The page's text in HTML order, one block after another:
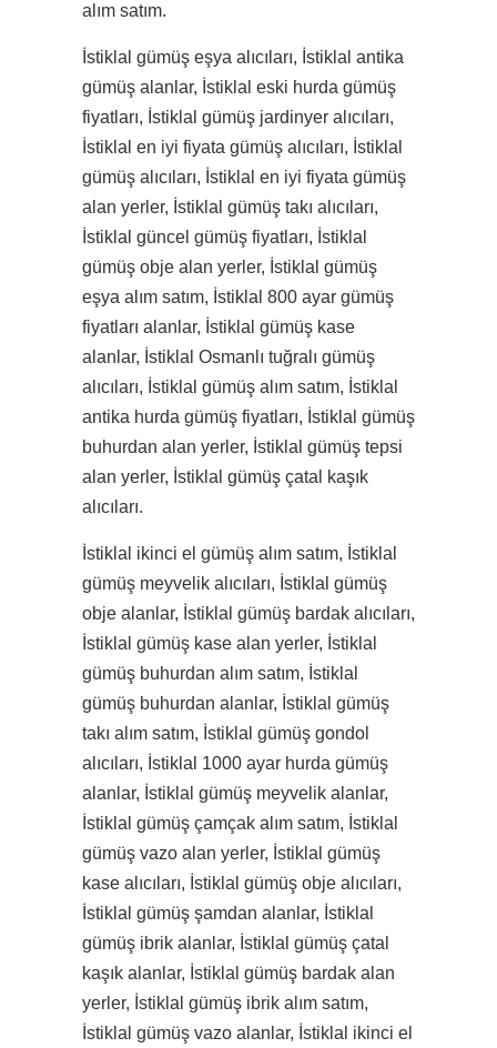
alım satım.
İstiklal gümüş eşya alıcıları, İstiklal antika
gümüş alanlar, İstiklal eski hurda gümüş
fiyatları, İstiklal gümüş jardinyer alıcıları,
İstiklal en iyi fiyata gümüş alıcıları, İstiklal
gümüş alıcıları, İstiklal en iyi fiyata gümüş
alan yerler, İstiklal gümüş takı alıcıları,
İstiklal güncel gümüş fiyatları, İstiklal
gümüş obje alan yerler, İstiklal gümüş
eşya alım satım, İstiklal 800 ayar gümüş
fiyatları alanlar, İstiklal gümüş kase
alanlar, İstiklal Osmanlı tuğralı gümüş
alıcıları, İstiklal gümüş alım satım, İstiklal
antika hurda gümüş fiyatları, İstiklal gümüş
buhurdan alan yerler, İstiklal gümüş tepsi
alan yerler, İstiklal gümüş çatal kaşık
alıcıları.
İstiklal ikinci el gümüş alım satım, İstiklal
gümüş meyvelik alıcıları, İstiklal gümüş
obje alanlar, İstiklal gümüş bardak alıcıları,
İstiklal gümüş kase alan yerler, İstiklal
gümüş buhurdan alım satım, İstiklal
gümüş buhurdan alanlar, İstiklal gümüş
takı alım satım, İstiklal gümüş gondol
alıcıları, İstiklal 1000 ayar hurda gümüş
alanlar, İstiklal gümüş meyvelik alanlar,
İstiklal gümüş çamçak alım satım, İstiklal
gümüş vazo alan yerler, İstiklal gümüş
kase alıcıları, İstiklal gümüş obje alıcıları,
İstiklal gümüş şamdan alanlar, İstiklal
gümüş ibrik alanlar, İstiklal gümüş çatal
kaşık alanlar, İstiklal gümüş bardak alan
yerler, İstiklal gümüş ibrik alım satım,
İstiklal gümüş vazo alanlar, İstiklal ikinci el